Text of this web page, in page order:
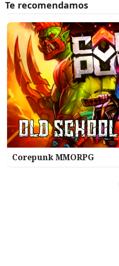
Corepunk MMORPG